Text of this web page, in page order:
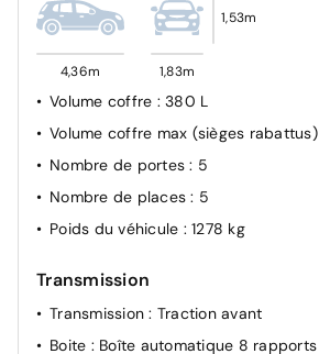
4,36m 1,83m
1,53m
Volume coffre : 380 L
Volume coffre max (sièges rabattus)
Nombre de portes: 5
Nombre de places: 5
Poids du véhicule : 1278 kg
Transmission
Transmission: Traction avant
Boite : Boîte automatique 8 rapports